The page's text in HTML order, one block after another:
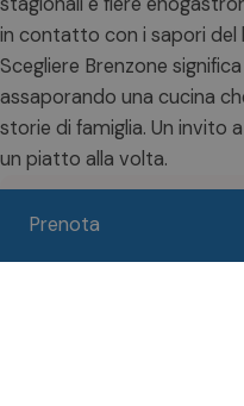
Prenota
in contatto con i sapori del
Scegliere Brenzone
assaporando una cucina
storie di famiglia. Un invito
un piatto alla volta.